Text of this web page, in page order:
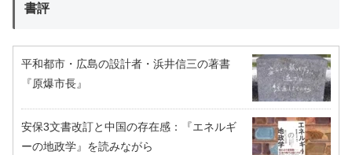
書評
平和都市・広島の設計者・浜井信三の著書
『原爆市長』
安保3文書改訂と中国の存在感：『エネルギ
ーの地政学』を読みながら